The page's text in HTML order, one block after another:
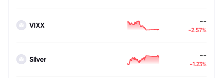
VIXX --
-2.57%
Silver --
-1.23%